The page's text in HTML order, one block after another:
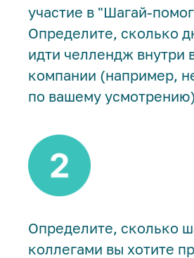
участие в "Шагай-
Определите, сколько
идти челлендж внутри
компании (например,
по вашему
Определите, сколько
коллегами вы хотите